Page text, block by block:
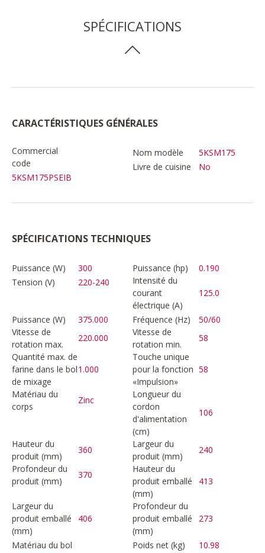
SPÉCIFICATIONS
CARACTÉRISTIQUES GÉNÉRALES
Commercial
code
5KSM175PSEIB
Nom modèle
5KSM175
Livre de cuisine
No
SPÉCIFICATIONS TECHNIQUES
Puissance (W) 300 Puissance (hp)
0.190
Tension (V)
220-240
Intensité du
courant
électrique (A)
125.0
Puissance (W) 375.000 Fréquence (Hz)
50/60
Vitesse de
rotation max.
220.000
Vitesse de
rotation min.
58
Quantité max. de
farine dans le bol
de mixage
1.000
Touche unique
pour la fonction
«Impulsion»
58
Matériau du
corps
Zinc
Longueur du
cordon
d'alimentation
(cm)
106
Hauteur du
produit (mm)
360
Largeur du
produit (mm)
240
Profondeur du
produit (mm)
370
Hauteur du
produit emballé
(mm)
413
Largeur du
produit emballé
(mm)
406
Profondeur du
produit emballé
(mm)
273
Matériau du bol
Poids net (kg)
10.98